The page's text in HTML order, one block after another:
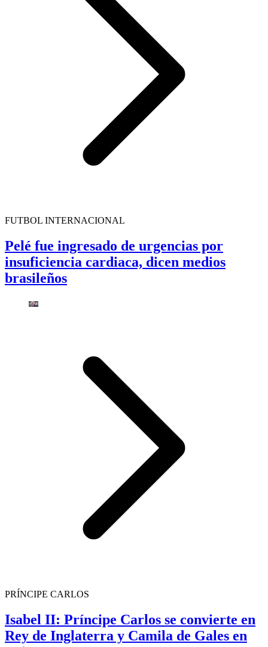
FUTBOL INTERNACIONAL
Pelé fue ingresado de urgencias por
insuficiencia cardiaca, dicen medios
brasileños
PRÍNCIPE CARLOS
Isabel II: Príncipe Carlos se convierte en
Rey de Inglaterra y Camila de Gales en